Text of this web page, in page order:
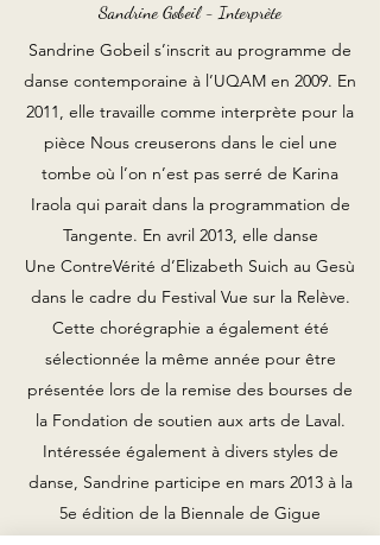
Sandrine Gobeil - Interprète
Sandrine Gobeil s’inscrit au programme de
danse contemporaine à l’UQAM en 2009. En
2011, elle travaille comme interprète pour la
pièce Nous creuserons dans le ciel une
tombe où l’on n’est pas serré de Karina
Iraola qui parait dans la programmation de
Tangente. En avril 2013, elle danse
Une ContreVérité d’Elizabeth Suich au Gesù
dans le cadre du Festival Vue sur la Relève.
Cette chorégraphie a également été
sélectionnée la même année pour être
présentée lors de la remise des bourses de
la Fondation de soutien aux arts de Laval.
Intéressée également à divers styles de
danse, Sandrine participe en mars 2013 à la
5e édition de la Biennale de Gigue